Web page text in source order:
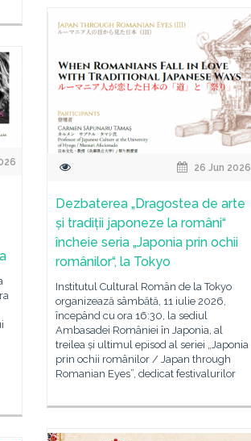
26 Jun 2026
Dezbaterea „Dragostea de arte
și tradiții japoneze la români“
încheie seria „Japonia prin ochii
românilor“, la Tokyo
Institutul Cultural Român de la Tokyo
organizează sâmbătă, 11 iulie 2026,
începând cu ora 16:30, la sediul
Ambasadei României în Japonia, al
treilea și ultimul episod al seriei „Japonia
prin ochii românilor / Japan through
Romanian Eyes”, dedicat festivalurilor